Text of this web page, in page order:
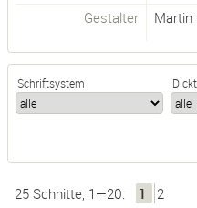
Gestalter Martin
Schriftsystem
25 Schnitte, 1—20: 1 2